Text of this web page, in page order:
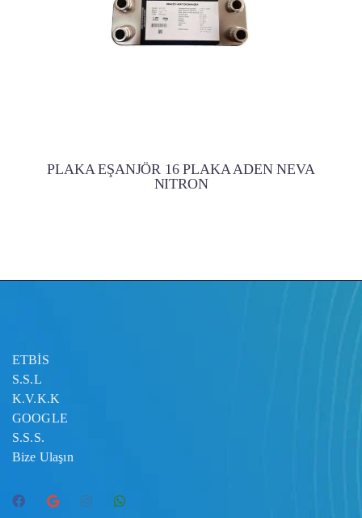
PLAKA EŞANJÖR 16 PLAKA ADEN NEVA
NITRON
ETBİS
S.S.L
K.V.K.K
GOOGLE
S.S.S.
Bize Ulaşın